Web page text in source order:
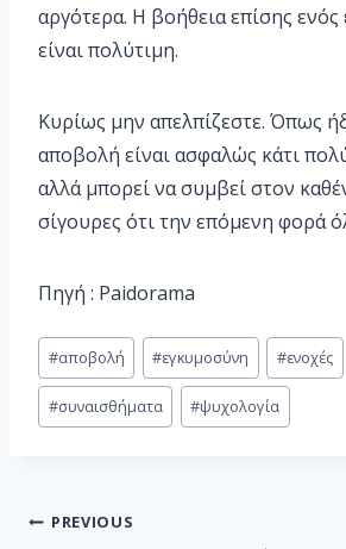
αργότερα. Η βοήθεια επίσης ενός
είναι πολύτιμη.
Κυρίως μην απελπίζεστε. Όπως
αποβολή είναι ασφαλώς κάτι
αλλά μπορεί να συμβεί στον
σίγουρες ότι την επόμενη φορά
Πηγή : Paidorama
#αποβολή #εγκυμοσύνη #ενοχές
#συναισθήματα #ψυχολογία
PREVIOUS